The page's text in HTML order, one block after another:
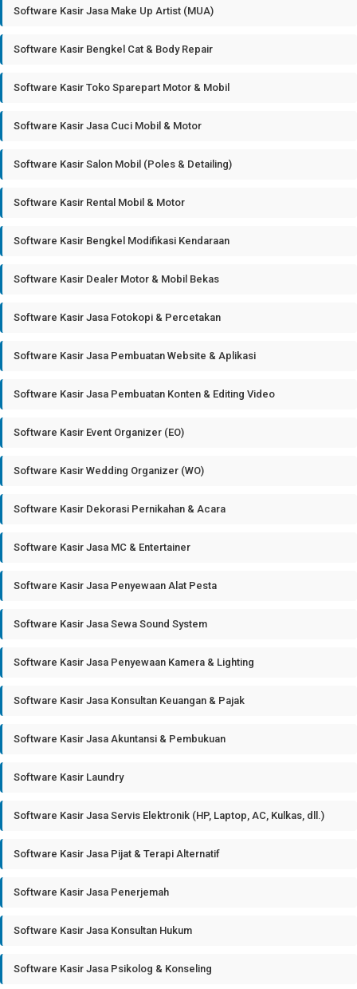
Software Kasir Jasa Make Up Artist (MUA)
Software Kasir Bengkel Cat & Body Repair
Software Kasir Toko Sparepart Motor & Mobil
Software Kasir Jasa Cuci Mobil & Motor
Software Kasir Salon Mobil (Poles & Detailing)
Software Kasir Rental Mobil & Motor
Software Kasir Bengkel Modifikasi Kendaraan
Software Kasir Dealer Motor & Mobil Bekas
Software Kasir Jasa Fotokopi & Percetakan
Software Kasir Jasa Pembuatan Website & Aplikasi
Software Kasir Jasa Pembuatan Konten & Editing Video
Software Kasir Event Organizer (EO)
Software Kasir Wedding Organizer (WO)
Software Kasir Dekorasi Pernikahan & Acara
Software Kasir Jasa MC & Entertainer
Software Kasir Jasa Penyewaan Alat Pesta
Software Kasir Jasa Sewa Sound System
Software Kasir Jasa Penyewaan Kamera & Lighting
Software Kasir Jasa Konsultan Keuangan & Pajak
Software Kasir Jasa Akuntansi & Pembukuan
Software Kasir Laundry
Software Kasir Jasa Servis Elektronik (HP, Laptop, AC, Kulkas, dll.)
Software Kasir Jasa Pijat & Terapi Alternatif
Software Kasir Jasa Penerjemah
Software Kasir Jasa Konsultan Hukum
Software Kasir Jasa Psikolog & Konseling